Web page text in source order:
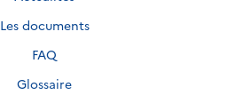
Les documents
FAQ
Glossaire